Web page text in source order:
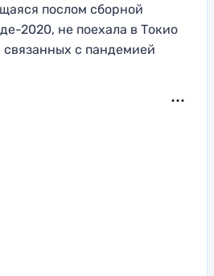
послом сборной
2020, не поехала в Токио
с пандемией